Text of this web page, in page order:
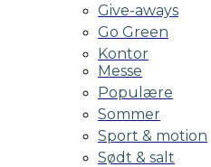
Give-aways
Go Green
Kontor
Messe
Populære
Sommer
Sport & motion
Sødt & salt